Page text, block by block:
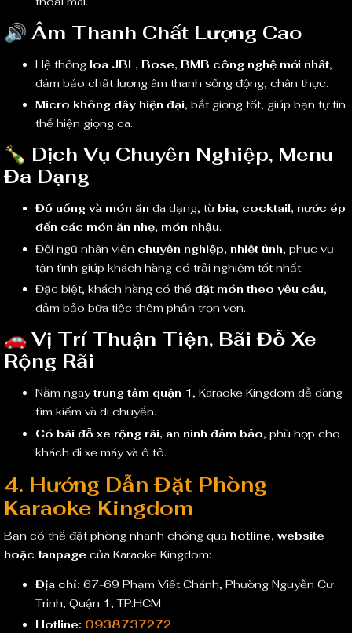
🔊 Âm Thanh Chất Lượng Cao
Hệ thống loa JBL, Bose, BMB công nghệ mới nhất,
đảm bảo chất lượng âm thanh sống động, chân thực.
Micro không dây hiện đại, bắt giọng tốt, giúp bạn tự tin
thể hiện giọng ca.
🍾 Dịch Vụ Chuyên Nghiệp, Menu
Đa Dạng
Đồ uống và món ăn đa dạng, từ bia, cocktail, nước ép
đến các món ăn nhẹ, món nhậu.
Đội ngũ nhân viên chuyên nghiệp, nhiệt tình, phục vụ
tận tình giúp khách hàng có trải nghiệm tốt nhất.
Đặc biệt, khách hàng có thể đặt món theo yêu cầu,
đảm bảo bữa tiệc thêm phần trọn vẹn.
🚗 Vị Trí Thuận Tiện, Bãi Đỗ Xe
Rộng Rãi
Nằm ngaytrung tâm quận 1, Karaoke Kingdom dễ dàng
tìm kiếm và di chuyển.
Có bãi đỗ xe rộng rãi, an ninh đảm bảo, phù hợp cho
khách đi xe máy và ô tô.
4. Hướng Dẫn Đặt Phòng
Karaoke Kingdom
Bạn có thể đặt phòng nhanh chóng qua hotline, website
hoặc fanpage của Karaoke Kingdom:
Địa chỉ: 67-69 Phạm Viết Chánh, Phường Nguyễn Cư
Trinh, Quận 1, TP.HCM
Hotline: 0938737272